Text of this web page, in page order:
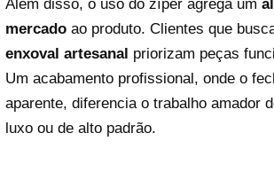
Além disso, o uso do zíper agrega um
mercado ao produto. Clientes que
enxoval artesanal priorizam peças
Um acabamento profissional, onde o
aparente, diferencia o trabalho amador
luxo ou de alto padrão.